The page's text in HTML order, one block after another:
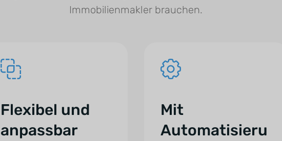
Immobilienmakler brauchen.
Flexibel und
anpassbar
Mit
Automatisieru